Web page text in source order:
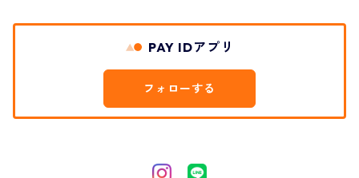
PAY IDアプリ
フォローする